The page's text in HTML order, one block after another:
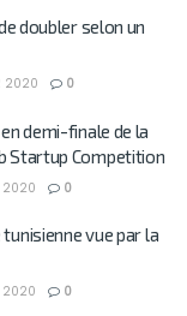
doubler selon un
2020 0
demi-finale de la
Startup Competition
2020 0
vue par la
2020 0